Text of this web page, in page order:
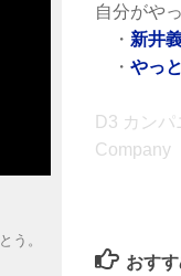
自分がや
・ 新井
・ やっ
D3 カン
Company
おす
う。